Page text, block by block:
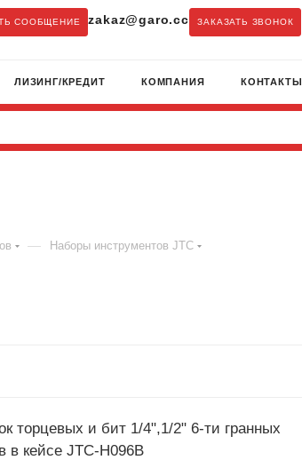
СООБЩЕНИЕ zakaz@garo.cc ЗАКАЗАТЬ ЗВОНОК
ЛИЗИНГ/КРЕДИТ КОМПАНИЯ КОНТАКТЫ
— Наборы инструментов JTC
торцевых и бит 1/4",1/2" 6-ти гранных
в кейсе JTC-H096B